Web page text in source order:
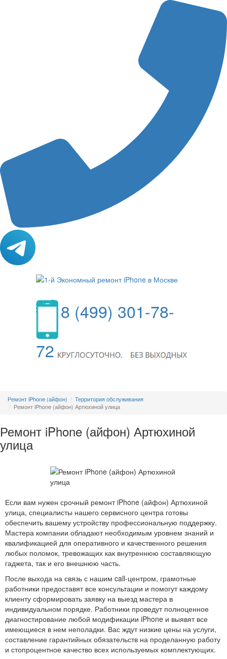
8 (499) 301-78-
72
Ремонт iPhone (айфон)
Территория обслуживания
Ремонт iPhone (айфон) Артюхиной улица
Ремонт iPhone (айфон) Артюхиной
улица
Если вам нужен срочный ремонт iPhone (айфон) Артюхиной
улица, специалисты нашего сервисного центра готовы
обеспечить вашему устройству профессиональную поддержку.
Мастера компании обладают необходимым уровнем знаний и
квалификацией для оперативного и качественного решения
любых поломок, тревожащих как внутреннюю составляющую
гаджета, так и его внешнюю часть.
После выхода на связь с нашим call-центром, грамотные
работники предоставят все консультации и помогут каждому
клиенту сформировать заявку на выезд мастера в
индивидуальном порядке. Работники проведут полноценное
диагностирование любой модификации iPhone и выявят все
имеющиеся в нем неполадки. Вас ждут низкие цены на услуги,
составление гарантийных обязательств на проделанную работу
и стопроцентное качество всех используемых комплектующих.